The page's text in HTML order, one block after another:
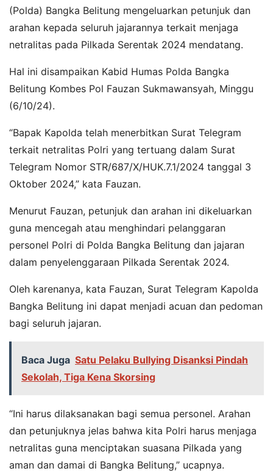
(Polda) Bangka Belitung mengeluarkan petunjuk dan
arahan kepada seluruh jajarannya terkait menjaga
netralitas pada Pilkada Serentak 2024 mendatang.
Hal ini disampaikan Kabid Humas Polda Bangka
Belitung Kombes Pol Fauzan Sukmawansyah, Minggu
(6/10/24).
“Bapak Kapolda telah menerbitkan Surat Telegram
terkait netralitas Polri yang tertuang dalam Surat
Telegram Nomor STR/687/X/HUK.7.1/2024 tanggal 3
Oktober 2024,” kata Fauzan.
Menurut Fauzan, petunjuk dan arahan ini dikeluarkan
guna mencegah atau menghindari pelanggaran
personel Polri di Polda Bangka Belitung dan jajaran
dalam penyelenggaraan Pilkada Serentak 2024.
Oleh karenanya, kata Fauzan, Surat Telegram Kapolda
Bangka Belitung ini dapat menjadi acuan dan pedoman
bagi seluruh jajaran.
Baca Juga Satu Pelaku Bullying Disanksi Pindah
Sekolah, Tiga Kena Skorsing
“Ini harus dilaksanakan bagi semua personel. Arahan
dan petunjuknya jelas bahwa kita Polri harus menjaga
netralitas guna menciptakan suasana Pilkada yang
aman dan damai di Bangka Belitung,” ucapnya.